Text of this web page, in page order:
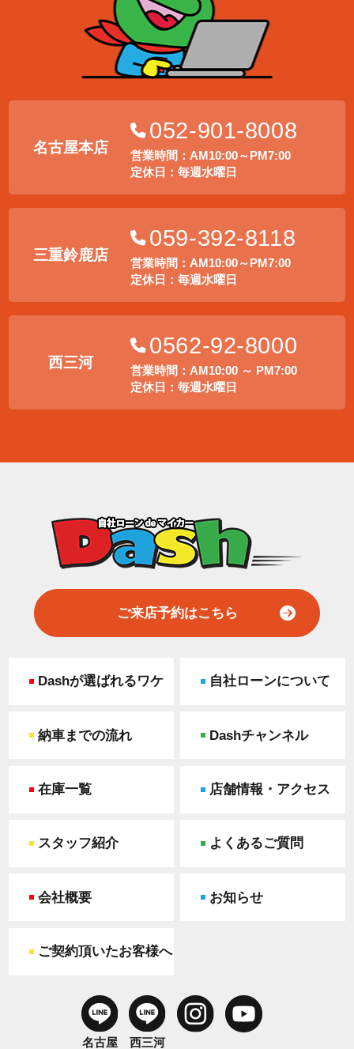
名古屋本店
052-901-8008
営業時間：AM10:00～PM7:00
定休日：毎週水曜日
三重鈴鹿店
059-392-8118
営業時間：AM10:00～PM7:00
定休日：毎週水曜日
西三河
0562-92-8000
営業時間：AM10:00 ～ PM7:00
定休日：毎週水曜日
ご来店予約はこちら
Dashが選ばれるワケ 自社ローンについて
納車までの流れ Dashチャンネル
在庫一覧 店舗情報・アクセス
スタッフ紹介 よくあるご質問
会社概要 お知らせ
ご契約頂いたお客様へ
名古屋 西三河